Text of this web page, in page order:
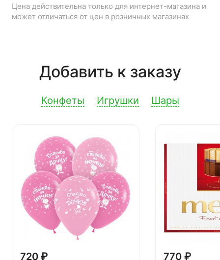
Цена действительна только для интернет-магазина и
может отличаться от цен в розничных магазинах
Добавить к заказу
Конфеты Игрушки Шары
720 ₽ 770 ₽